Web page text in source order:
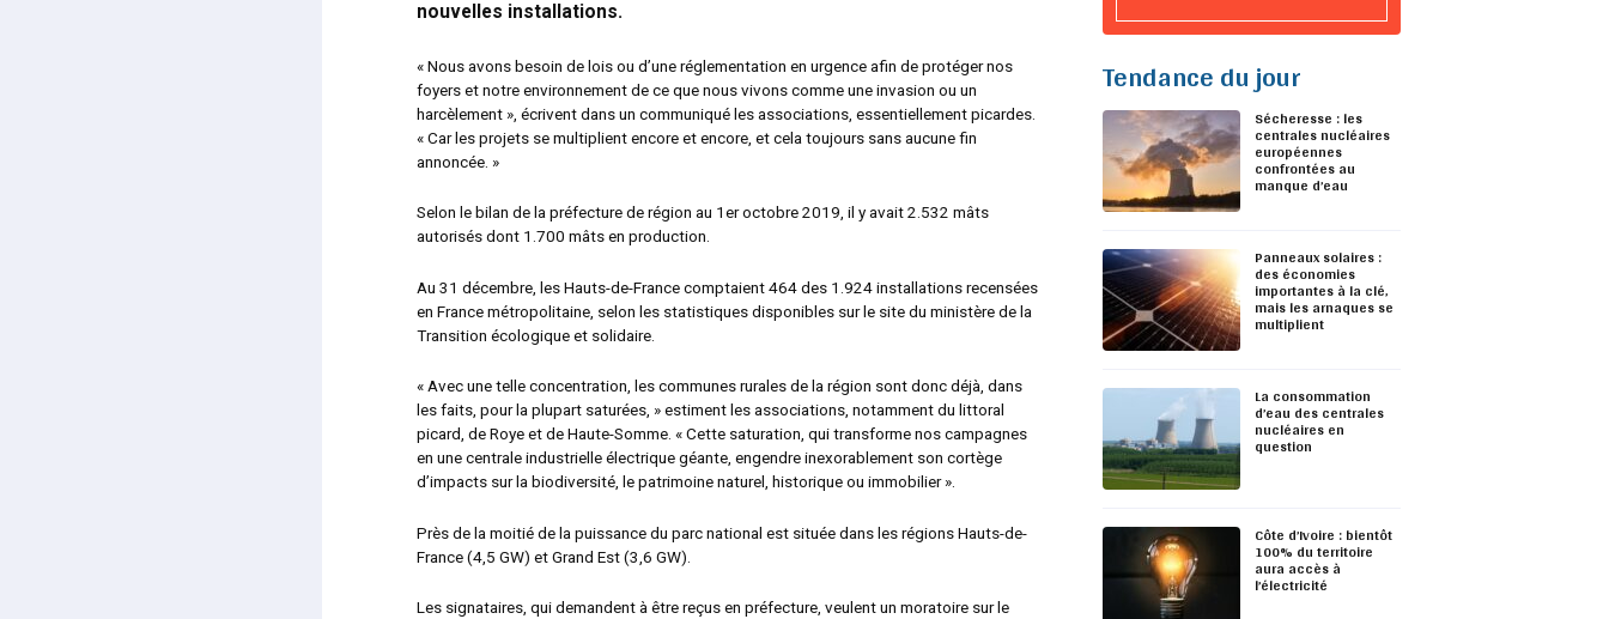
nouvelles installations.
« Nous avons besoin de lois ou d’une réglementation en urgence afin de protéger nos
foyers et notre environnement de ce que nous vivons comme une invasion ou un
harcèlement », écrivent dans un communiqué les associations, essentiellement picardes.
« Car les projets se multiplient encore et encore, et cela toujours sans aucune fin
annoncée. »
Selon le bilan de la préfecture de région au 1er octobre 2019, il y avait 2.532 mâts
autorisés dont 1.700 mâts en production.
Au 31 décembre, les Hauts-de-France comptaient 464 des 1.924 installations recensées
en France métropolitaine, selon les statistiques disponibles sur le site du ministère de la
Transition écologique et solidaire.
« Avec une telle concentration, les communes rurales de la région sont donc déjà, dans
les faits, pour la plupart saturées, » estiment les associations, notamment du littoral
picard, de Roye et de Haute-Somme. « Cette saturation, qui transforme nos campagnes
en une centrale industrielle électrique géante, engendre inexorablement son cortège
d’impacts sur la biodiversité, le patrimoine naturel, historique ou immobilier ».
Près de la moitié de la puissance du parc national est située dans les régions Hauts-de-
France (4,5 GW) et Grand Est (3,6 GW).
Les signataires, qui demandent à être reçus en préfecture, veulent un moratoire sur le
Tendance du jour
Sécheresse : les
centrales nucléaires
européennes
confrontées au
manque d’eau
Panneaux solaires :
des économies
importantes à la clé,
mais les arnaques se
multiplient
La consommation
d’eau des centrales
nucléaires en
question
Côte d’Ivoire : bientôt
100% du territoire
aura accès à
l’électricité